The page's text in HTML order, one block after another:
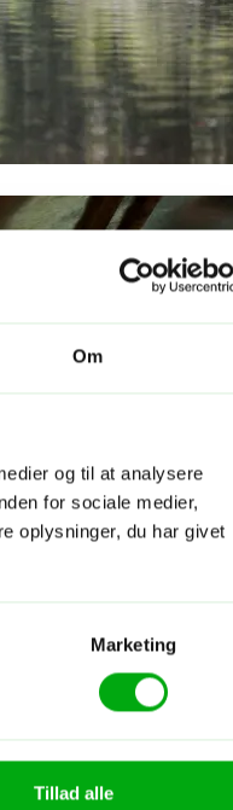
Om
og til at analysere
for sociale medier,
oplysninger, du har givet
Marketing
Tillad alle